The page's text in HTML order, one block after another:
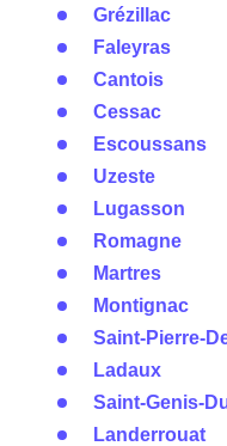
Grézillac
Faleyras
Cantois
Cessac
Escoussans
Uzeste
Lugasson
Romagne
Martres
Montignac
Saint-Pierre-
Ladaux
Saint-Genis-
Landerrouat